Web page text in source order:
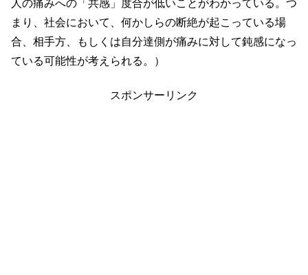
人の痛みへの「共感」度合が低いことがわかっている。つ
まり、社会において、何かしらの断絶が起こっている場
合、相手方、もしくは自分達側が痛みに対して鈍感になっ
ている可能性が考えられる。）
スポンサーリンク